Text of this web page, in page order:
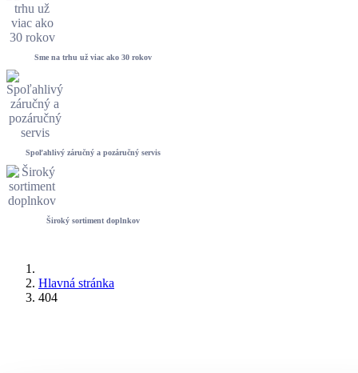
Sme na trhu už viac ako 30 rokov
Spoľahlivý záručný a pozáručný servis
Široký sortiment doplnkov
Hlavná stránka
404